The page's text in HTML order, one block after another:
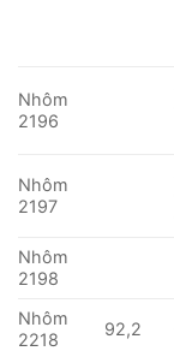
Nhôm
2196
Nhôm
2197
Nhôm
2198
Nhôm
2218
92,2